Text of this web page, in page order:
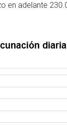
en adelante